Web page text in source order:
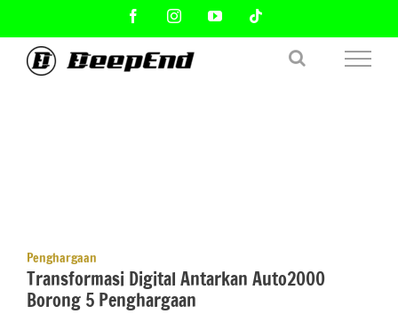
content
FacebookInstagramYouTube
Penghargaan
Transformasi Digital Antarkan Auto2000
Borong 5 Penghargaan